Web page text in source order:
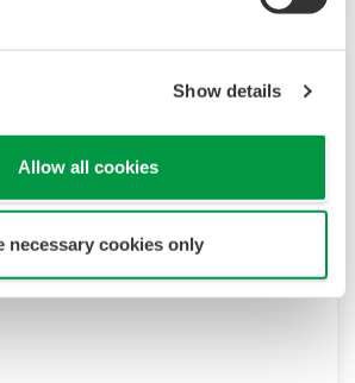
Show details
Allow all cookies
necessary cookies only